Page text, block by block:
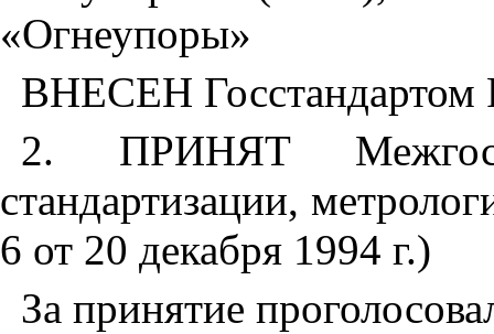
«Огнеупоры»
ВНЕСЕН Госстандартом
2. ПРИНЯТ
стандартизации,
6 от 20 декабря 1994 г.)
За принятие